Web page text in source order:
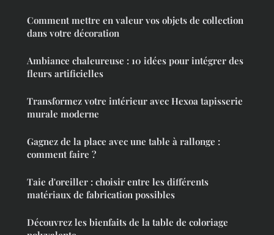
Comment mettre en valeur vos objets de collection
dans votre décoration
Ambiance chaleureuse : 10 idées pour intégrer des
fleurs artificielles
Transformez votre intérieur avec Hexoa tapisserie
murale moderne
Gagnez de la place avec une table à rallonge :
comment faire ?
Taie d'oreiller : choisir entre les différents
matériaux de fabrication possibles
Découvrez les bienfaits de la table de coloriage